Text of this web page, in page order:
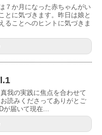
７か月になった赤ちゃんがい
とに気づきます。昨日は娘と
ることへのヒントに気づきま
我の実践に焦点を合わせて
読みくださってありがとご
届いて現在...